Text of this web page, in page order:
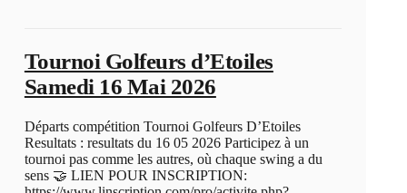
Tournoi Golfeurs d’Etoiles
Samedi 16 Mai 2026
Départs compétition Tournoi Golfeurs D’Etoiles
Resultats : resultats du 16 05 2026 Participez à un
tournoi pas comme les autres, où chaque swing a du
sens 🤝 LIEN POUR INSCRIPTION: